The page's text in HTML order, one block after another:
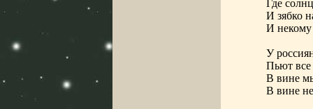
Где
И зябко
И некому
У
Пьют все
В вине
В вине